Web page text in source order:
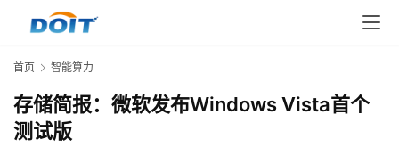
首页 智能算力
存储简报：微软发布Windows Vista首个
测试版